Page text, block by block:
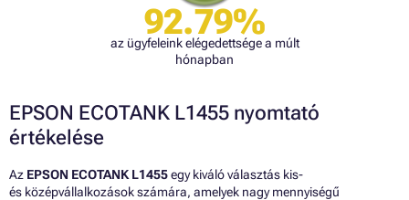
92.79%
az ügyfeleink elégedettsége a múlt
hónapban
EPSON ECOTANK L1455 nyomtató
értékelése
Az EPSON ECOTANK L1455egy kiváló választás kis-
és középvállalkozások számára, amelyek nagy mennyiségű